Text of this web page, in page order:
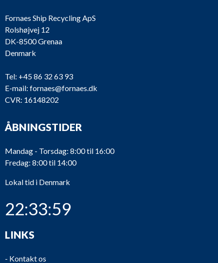
Fornaes Ship Recycling ApS
Rolshøjvej 12
DK-8500 Grenaa
Denmark
Tel: +45 86 32 63 93
E-mail: fornaes@fornaes.dk
CVR: 16148202
ÅBNINGSTIDER
Mandag - Torsdag: 8:00 til 16:00
Fredag: 8:00 til 14:00
Lokal tid i Denmark
22:33:59
LINKS
- Kontakt os